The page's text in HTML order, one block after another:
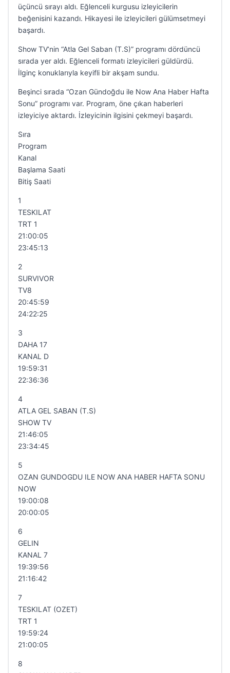
üçüncü sırayı aldı. Eğlenceli kurgusu izleyicilerin
beğenisini kazandı. Hikayesi ile izleyicileri gülümsetmeyi
başardı.
Show TV’nin “Atla Gel Saban (T.S)” programı dördüncü
sırada yer aldı. Eğlenceli formatı izleyicileri güldürdü.
İlginç konuklarıyla keyifli bir akşam sundu.
Beşinci sırada “Ozan Gündoğdu ile Now Ana Haber Hafta
Sonu” programı var. Program, öne çıkan haberleri
izleyiciye aktardı. İzleyicinin ilgisini çekmeyi başardı.
Sıra
Program
Kanal
Başlama Saati
Bitiş Saati
1
TESKILAT
TRT 1
21:00:05
23:45:13
2
SURVIVOR
TV8
20:45:59
24:22:25
3
DAHA 17
KANAL D
19:59:31
22:36:36
4
ATLA GEL SABAN (T.S)
SHOW TV
21:46:05
23:34:45
5
OZAN GUNDOGDU ILE NOW ANA HABER HAFTA SONU
NOW
19:00:08
20:00:05
6
GELIN
KANAL 7
19:39:56
21:16:42
7
TESKILAT (OZET)
TRT 1
19:59:24
21:00:05
8